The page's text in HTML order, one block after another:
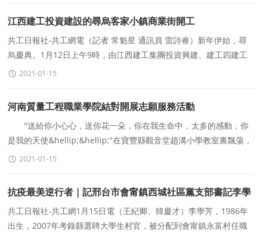
江西建工投資建設的尋烏客家小鎮商業街開工
共工日報社-共工網電（記者 常魁星 通訊員 雷詩睿）新年伊始，尋
烏慶典。1月12日上午9時，由江西建工集團投資興建、建工四建工
程總承包的江西尋烏客家小鎮商業街項目舉行開
2021-01-15
河南質量工程職業學院結對開展志願服務活動
"送給你小心心，送你花一朵，你在我生命中，太多的感動，你
是我的天使&hellip;&hellip;"在寶豐縣觀音堂趙溝小學教室裏飄蕩，
一群身穿紅馬甲的志願者正在和孩子們一同歌
2021-01-15
抗疫最美逆行者｜記邢台市會甯鎮西城社區黨支部書記李學
芳
共工日報社-共工網1月15日電（王紀卿、韓慶才）李學芳，1986年
出生，2007年考錄縣選聘大學生村官，被分配到會甯鎮永富村任職